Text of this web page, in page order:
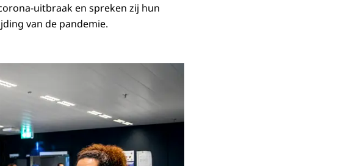
uitbraak en spreken zij hun
van de pandemie.